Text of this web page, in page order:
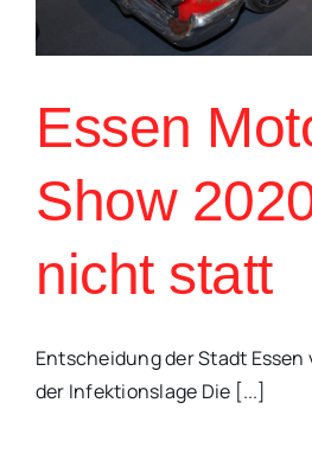
Essen
Show
nicht statt
Entscheidung der Stadt
der Infektionslage Die [...]